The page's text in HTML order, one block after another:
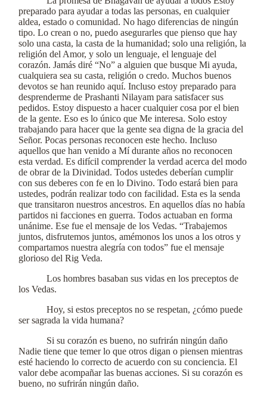
preparado para ayudar a todas las personas, en cualquier
aldea, estado o comunidad. No hago diferencias de ningún
tipo. Lo crean o no, puedo asegurarles que pienso que hay
solo una casta, la casta de la humanidad; solo una religión, la
religión del Amor, y solo un lenguaje, el lenguaje del
corazón. Jamás diré “No” a alguien que busque Mi ayuda,
cualquiera sea su casta, religión o credo. Muchos buenos
devotos se han reunido aquí. Incluso estoy preparado para
desprenderme de Prashanti Nilayam para satisfacer sus
pedidos. Estoy dispuesto a hacer cualquier cosa por el bien
de la gente. Eso es lo único que Me interesa. Solo estoy
trabajando para hacer que la gente sea digna de la gracia del
Señor. Pocas personas reconocen este hecho. Incluso
aquellos que han venido a Mí durante años no reconocen
esta verdad. Es difícil comprender la verdad acerca del modo
de obrar de la Divinidad. Todos ustedes deberían cumplir
con sus deberes con fe en lo Divino. Todo estará bien para
ustedes, podrán realizar todo con facilidad. Esta es la senda
que transitaron nuestros ancestros. En aquellos días no había
partidos ni facciones en guerra. Todos actuaban en forma
unánime. Ese fue el mensaje de los Vedas. “Trabajemos
juntos, disfrutemos juntos, amémonos los unos a los otros y
compartamos nuestra alegría con todos” fue el mensaje
glorioso del Rig Veda.
Los hombres basaban sus vidas en los preceptos de
los Vedas.
Hoy, si estos preceptos no se respetan, ¿cómo puede
ser sagrada la vida humana?
Si su corazón es bueno, no sufrirán ningún daño
Nadie tiene que temer lo que otros digan o piensen mientras
esté haciendo lo correcto de acuerdo con su conciencia. El
valor debe acompañar las buenas acciones. Si su corazón es
bueno, no sufrirán ningún daño.